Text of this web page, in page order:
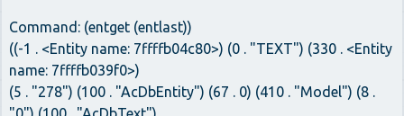
Command: (entget (entlast))
((-1 . <Entity name: 7ffffb04c80>) (0 . "TEXT") (330 . <Entity
name: 7ffffb039f0>)
(5 . "278") (100 . "AcDbEntity") (67 . 0) (410 . "Model") (8 .